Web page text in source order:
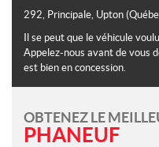
292, Principale, Upton
Il se peut que le véhicule
Appelez-nous avant de vous
est bien en concession.
OBTENEZ LE
PHANEUF